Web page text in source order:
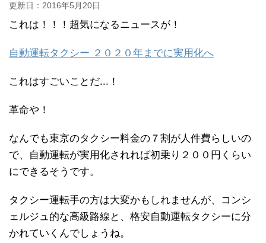
更新日： 2016年5月20日
これは！！！超気になるニュースが！
自動運転タクシー ２０２０年までに実用化へ
これはすごいことだ...！
革命や！
なんでも東京のタクシー料金の７割が人件費らしいの
で、自動運転が実用化されれば初乗り２００円くらい
にできるそうです。
タクシー運転手の方は大変かもしれませんが、コンシ
ェルジュ的な高級路線と、格安自動運転タクシーに分
かれていくんでしょうね。